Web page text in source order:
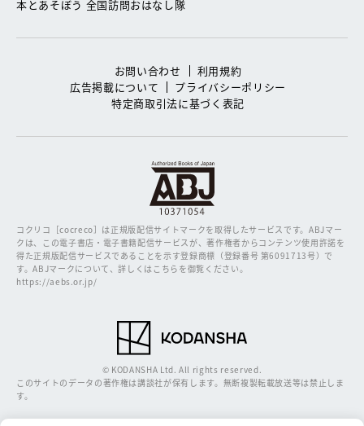
本とあそぼう 全国訪問おはなし隊
お問い合わせ
利用規約
広告掲載について
プライバシーポリシー
特定商取引法に基づく表記
コクリコ［cocreco］は正規版配信サイトマークを取得したサービスです。ABJマー
クは、この電子書店・電子書籍配信サービスが、著作権者からコンテンツ使用許諾を
得た正規版配信サービスであることを示す登録商標（登録番号 第6091713号）で
す。ABJマークについて、詳しくはこちらを御覧ください。
https://aebs.or.jp/
© KODANSHA Ltd. All rights reserved.
このサイトのデータの著作権は講談社が保有します。無断複製転載放送等は禁止しま
す。